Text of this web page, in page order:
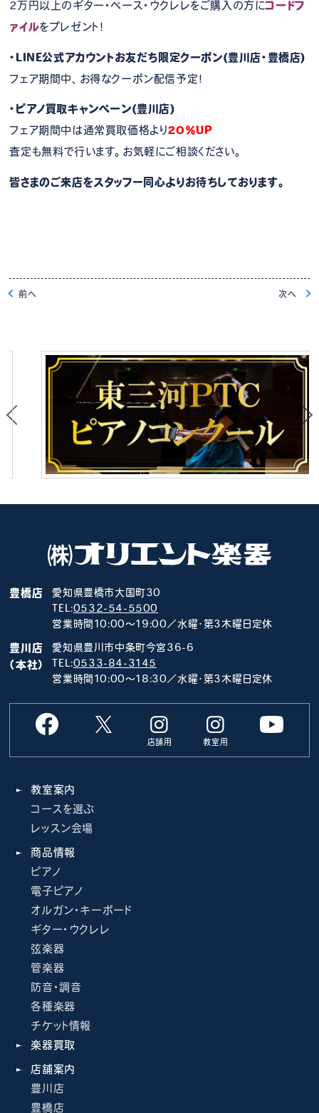
2万円以上のギター・ベース・ウクレレをご購入の方にコードフ
ァイルをプレゼント！
・LINE公式アカウントお友だち限定クーポン(豊川店・豊橋店)
フェア期間中、お得なクーポン配信予定！
・ピアノ買取キャンペーン(豊川店)
フェア期間中は通常買取価格より20％UP
査定も無料で行います。お気軽にご相談ください。
皆さまのご来店をスタッフ一同心よりお待ちしております。
前へ 次へ
豊橋店
愛知県豊橋市大国町30
TEL:0532-54-5500
営業時間10:00～19:00／水曜･第3木曜日定休
豊川店
（本社）
愛知県豊川市中条町今宮36-6
TEL:0533-84-3145
営業時間10:00～18:30／水曜･第3木曜日定休
店舗用 教室用
教室案内
コースを選ぶ
レッスン会場
商品情報
ピアノ
電子ピアノ
オルガン・キーボード
ギター・ウクレレ
弦楽器
管楽器
防音・調音
各種楽器
チケット情報
楽器買取
店舗案内
豊川店
豊橋店